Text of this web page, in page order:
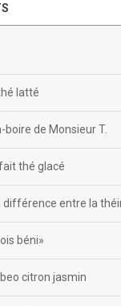
latté
boire de Monsieur T.
thé glacé
différence entre la
béni»
citron jasmin